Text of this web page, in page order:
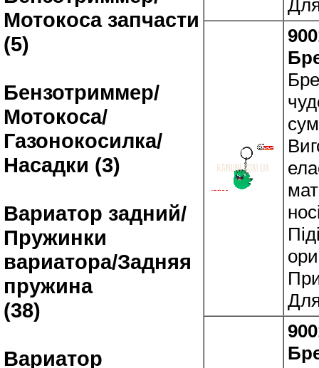
Мотокоса запчасти
(5)
Бензотриммер/
Мотокоса/
Газонокосилка/
Насадки (3)
Вариатор задний/
Пружинки
вариатора/Задняя
пружина
(38)
Вариатор